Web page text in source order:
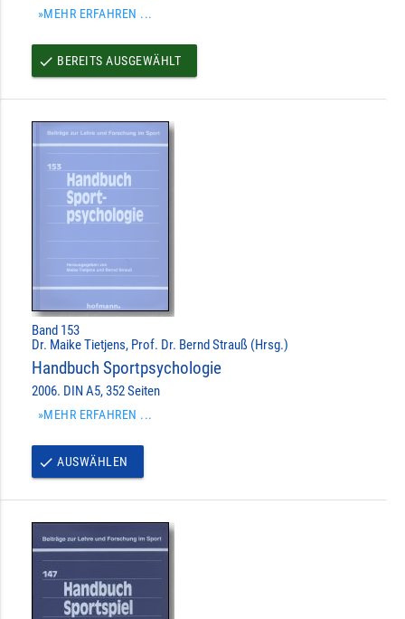
»MEHR ERFAHREN ...
done BEREITS AUSGEWÄHLT
Band 153
Dr. Maike Tietjens, Prof. Dr. Bernd Strauß (Hrsg.)
Handbuch Sportpsychologie
2006. DIN A5, 352 Seiten
»MEHR ERFAHREN ...
done AUSWÄHLEN